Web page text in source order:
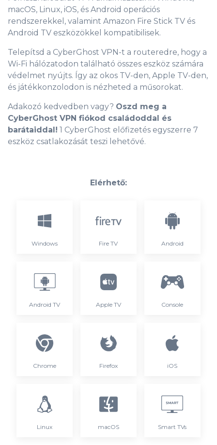
macOS, Linux, iOS, és Android operációs
rendszerekkel, valamint Amazon Fire Stick TV és
Android TV eszközökkel kompatibilisek.
Telepítsd a CyberGhost VPN-t a routeredre, hogy a
Wi-Fi hálózatodon található összes eszköz számára
védelmet nyújts. Így az okos TV-den, Apple TV-den,
és játékkonzolodon is nézheted a műsorokat.
Adakozó kedvedben vagy? Oszd meg a
CyberGhost VPN fiókod családoddal és
barátaiddal! 1 CyberGhost előfizetés egyszerre 7
eszköz csatlakozását teszi lehetővé.
Elérhető:
Windows Fire TV Android
Android TV Apple TV Console
Chrome Firefox iOS
Linux macOS Smart TVs